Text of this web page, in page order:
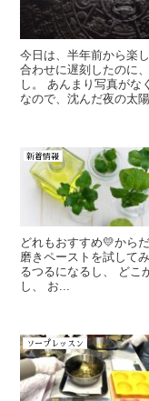
今日は、半年前から楽
合わせに遅刻したのに
し。 あんまり写真がな
なので、沈んだ夜の太
新着情報
どれもおすすめ💛から
磨きペーストを試して
るつるになるし、 どこ
し、 お...
ソープレッスン